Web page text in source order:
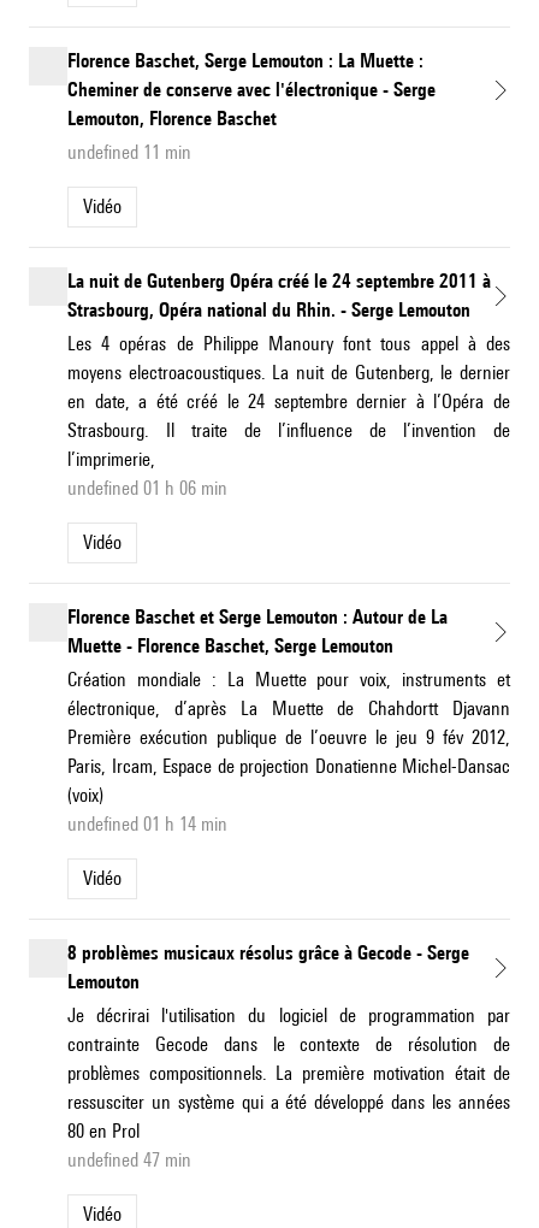
Florence Baschet, Serge Lemouton : La Muette :
Cheminer de conserve avec l'électronique - Serge
Lemouton, Florence Baschet
undefined 11 min
Vidéo
La nuit de Gutenberg Opéra créé le 24 septembre 2011 à
Strasbourg, Opéra national du Rhin. - Serge Lemouton
Les 4 opéras de Philippe Manoury font tous appel à des
moyens electroacoustiques. La nuit de Gutenberg, le dernier
en date, a été créé le 24 septembre dernier à l’Opéra de
Strasbourg. Il traite de l’influence de l’invention de
l’imprimerie,
undefined 01 h 06 min
Vidéo
Florence Baschet et Serge Lemouton : Autour de La
Muette - Florence Baschet, Serge Lemouton
Création mondiale : La Muette pour voix, instruments et
électronique, d’après La Muette de Chahdortt Djavann
Première exécution publique de l’oeuvre le jeu 9 fév 2012,
Paris, Ircam, Espace de projection Donatienne Michel-Dansac
(voix)
undefined 01 h 14 min
Vidéo
8 problèmes musicaux résolus grâce à Gecode - Serge
Lemouton
Je décrirai l'utilisation du logiciel de programmation par
contrainte Gecode dans le contexte de résolution de
problèmes compositionnels. La première motivation était de
ressusciter un système qui a été développé dans les années
80 en Prol
undefined 47 min
Vidéo